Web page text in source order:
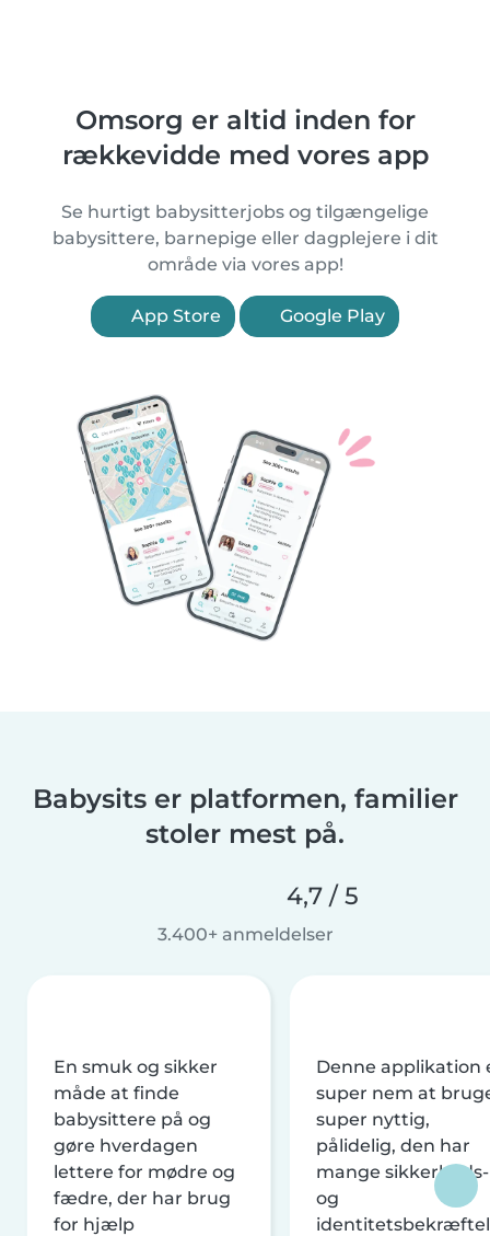
Omsorg er altid inden for
rækkevidde med vores app
Se hurtigt babysitterjobs og tilgængelige
babysittere, barnepige eller dagplejere i dit
område via vores app!
App Store Google Play
Babysits er platformen, familier
stoler mest på.
4,7 / 5
3.400+ anmeldelser
En smuk og sikker
måde at finde
babysittere på og
gøre hverdagen
lettere for mødre og
fædre, der har brug
for hjælp
Denne applikation
super nem at
super nyttig,
pålidelig, den har
mange sikkerheds-
og